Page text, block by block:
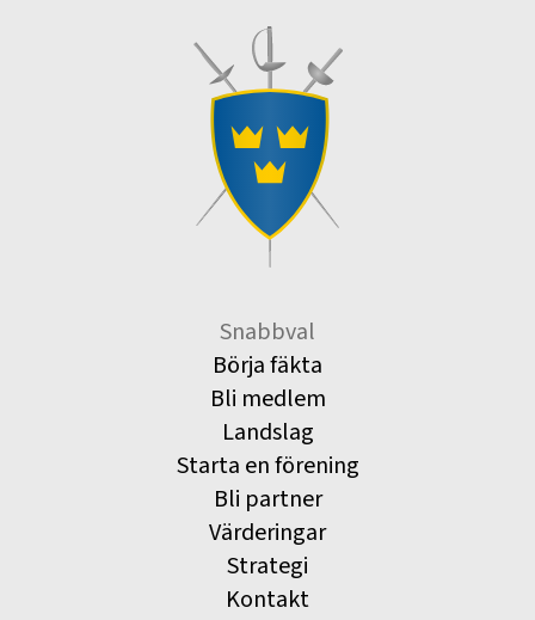
Snabbval
Börja fäkta
Bli medlem
Landslag
Starta en förening
Bli partner
Värderingar
Strategi
Kontakt